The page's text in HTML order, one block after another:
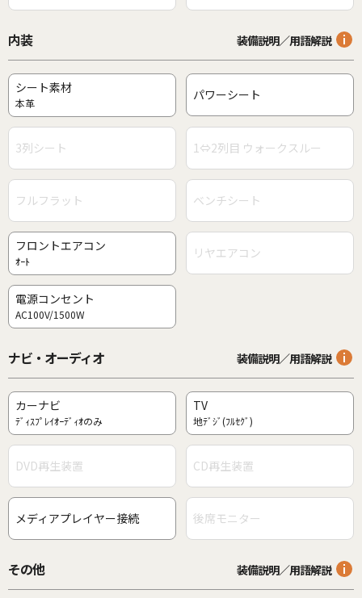
内装 装備説明／用語解説
シート素材
本革 パワーシート
3列シート 1⇔2列目 ウォークスルー
フルフラット ベンチシート
フロントエアコン
ｵｰﾄ リヤエアコン
電源コンセント
AC100V/1500W
ナビ・オーディオ 装備説明／用語解説
カーナビ
ﾃﾞｨｽﾌﾟﾚｲｵｰﾃﾞｨｵのみ
TV
地ﾃﾞｼﾞ(ﾌﾙｾｸﾞ)
DVD再生装置 CD再生装置
メディアプレイヤー接続 後席モニター
その他 装備説明／用語解説